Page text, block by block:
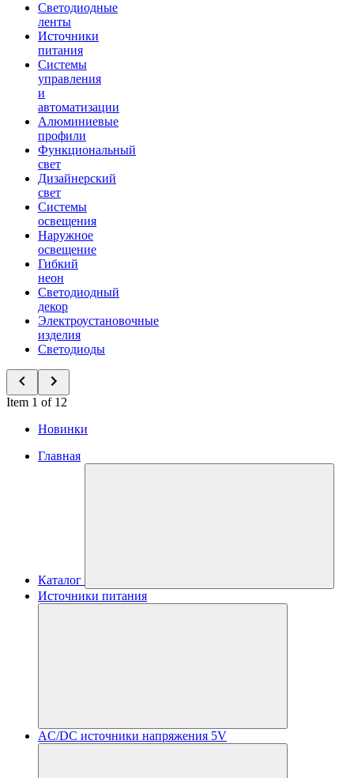
Светодиодные
ленты
Источники
питания
Системы
управления
и
автоматизации
Алюминиевые
профили
Функциональный
свет
Дизайнерский
свет
Системы
освещения
Наружное
освещение
Гибкий
неон
Светодиодный
декор
Электроустановочные
изделия
Светодиоды
Item 1 of 12
Новинки
Главная
Каталог
Источники питания
AC/DC источники напряжения 5V